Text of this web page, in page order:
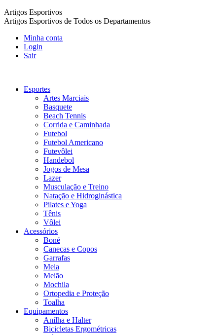
Artigos Esportivos
Artigos Esportivos de Todos os Departamentos
Minha conta
Login
Sair
Esportes
Artes Marciais
Basquete
Beach Tennis
Corrida e Caminhada
Futebol
Futebol Americano
Futevôlei
Handebol
Jogos de Mesa
Lazer
Musculação e Treino
Natação e Hidroginástica
Pilates e Yoga
Tênis
Vôlei
Acessórios
Boné
Canecas e Copos
Garrafas
Meia
Meião
Mochila
Ortopedia e Proteção
Toalha
Equipamentos
Anilha e Halter
Bicicletas Ergométricas